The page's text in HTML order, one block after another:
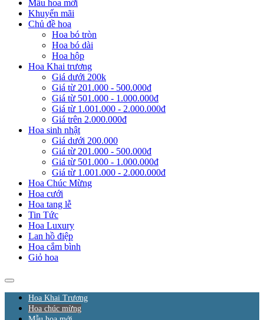
Mẫu hoa mới
Khuyến mãi
Chủ đề hoa
Hoa bó tròn
Hoa bó dài
Hoa hộp
Hoa Khai trương
Giá dưới 200k
Giá từ 201.000 - 500.000đ
Giá từ 501.000 - 1.000.000đ
Giá từ 1.001.000 - 2.000.000đ
Giá trên 2.000.000đ
Hoa sinh nhật
Giá dưới 200.000
Giá từ 201.000 - 500.000đ
Giá từ 501.000 - 1.000.000đ
Giá từ 1.001.000 - 2.000.000đ
Hoa Chúc Mừng
Hoa cưới
Hoa tang lễ
Tin Tức
Hoa Luxury
Lan hồ điệp
Hoa cắm bình
Giỏ hoa
Hoa Khai Trương
Hoa chúc mừng